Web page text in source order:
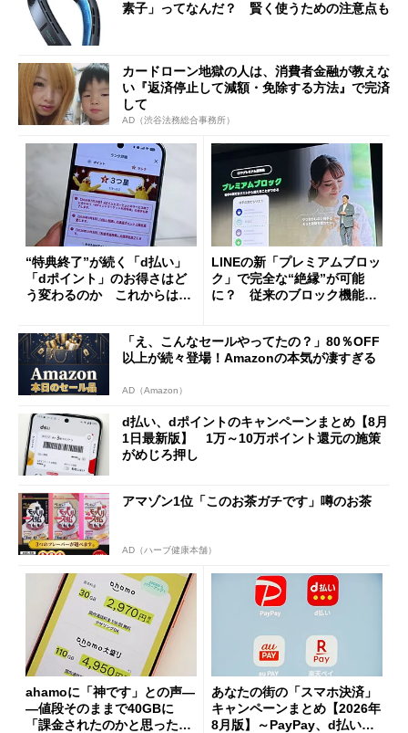
素子」ってなんだ？ 賢く使うための注意点も
カードローン地獄の人は、消費者金融が教えな
い『返済停止して減額・免除する方法』で完済
して
AD（渋谷法務総合事務所）
“特典終了”が続く「d払い」
「dポイント」のお得さはど
う変わるのか これからは
LINEの新「プレミアムブロッ
ク」で完全な“絶縁”が可能
に？ 従来のブロック機能と
「え、こんなセールやってたの？」80％OFF
以上が続々登場！Amazonの本気が凄すぎる
AD（Amazon）
d払い、dポイントのキャンペーンまとめ【8月
1日最新版】 1万～10万ポイント還元の施策
がめじろ押し
アマゾン1位「このお茶ガチです」噂のお茶
AD（ハーブ健康本舗）
ahamoに「神です」との声―
―値段そのままで40GBに
「課金されたのかと思った」
あなたの街の「スマホ決済」
キャンペーンまとめ【2026年
8月版】～PayPay、d払い、a